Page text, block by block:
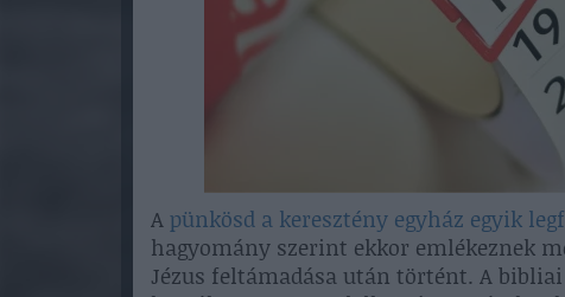
Apünkösd a keresztény egyház egyik
hagyomány szerint ekkor emlékeznek
Jézus feltámadása után történt. A